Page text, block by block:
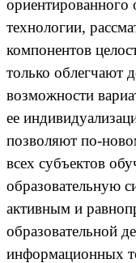
технологии,
компонентов
только облегчают
возможности
ее
позволяют по-
всех субъектов
образовательную
активным и
образовательной
информационных